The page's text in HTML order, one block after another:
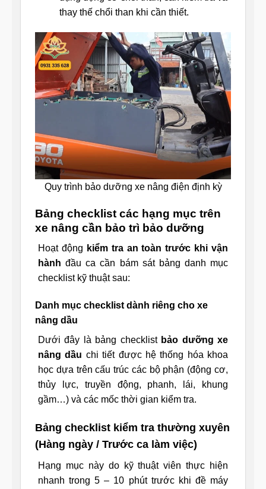
thay thế chổi than khi cần thiết.
Quy trình bảo dưỡng xe nâng điện định kỳ
Bảng checklist các hạng mục trên
xe nâng cần bảo trì bảo dưỡng
Hoạt động kiểm tra an toàn trước khi vận
hành đầu ca cần bám sát bảng danh mục
checklist kỹ thuật sau:
Danh mục checklist dành riêng cho xe
nâng dầu
Dưới đây là bảng checklist bảo dưỡng xe
nâng dầu chi tiết được hệ thống hóa khoa
học dựa trên cấu trúc các bộ phận (động cơ,
thủy lực, truyền động, phanh, lái, khung
gầm…) và các mốc thời gian kiểm tra.
Bảng checklist kiểm tra thường xuyên
(Hàng ngày / Trước ca làm việc)
Hạng mục này do kỹ thuật viên thực hiện
nhanh trong 5 – 10 phút trước khi đề máy